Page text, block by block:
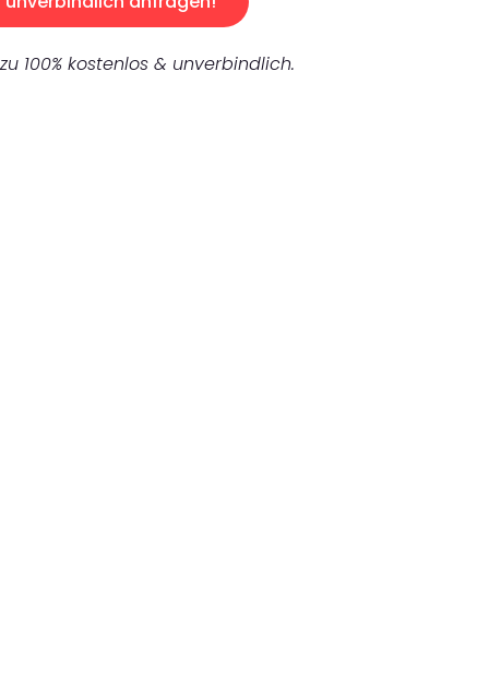
100% kostenlos & unverbindlich.